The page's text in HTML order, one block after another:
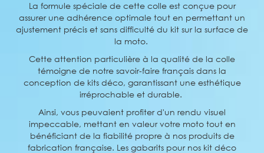
La formule spéciale de cette colle est conçue pour
assurer une adhérence optimale tout en permettant un
ajustement précis et sans difficulté du kit sur la surface de
la moto.
Cette attention particulière à la qualité de la colle
témoigne de notre savoir-faire français dans la
conception de kits déco, garantissant une esthétique
irréprochable et durable.
Ainsi, vous peuvaient profiter d'un rendu visuel
impeccable, mettant en valeur votre moto tout en
bénéficiant de la fiabilité propre à nos produits de
fabrication française. Les gabarits pour nos kit déco